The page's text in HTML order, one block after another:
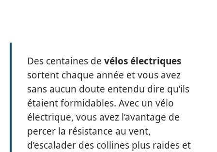
Des centaines de vélos électriques
sortent chaque année et vous avez
sans aucun doute entendu dire qu’ils
étaient formidables. Avec un vélo
électrique, vous avez l’avantage de
percer la résistance au vent,
d’escalader des collines plus raides et